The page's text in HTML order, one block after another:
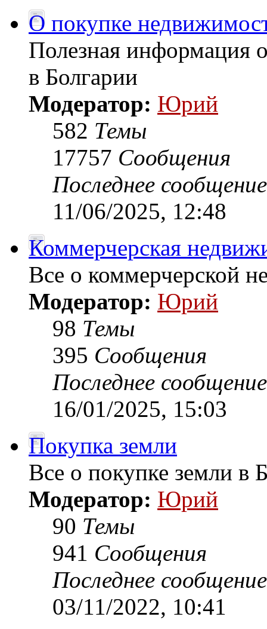
О покупке
Полезная информация
в Болгарии
Модератор: Юрий
582 Темы
17757 Сообщения
Последнее сообщение
11/06/2025, 12:48
Коммерчерская
Все о коммерчерской
Модератор: Юрий
98 Темы
395 Сообщения
Последнее сообщение
16/01/2025, 15:03
Покупка земли
Все о покупке земли в
Модератор: Юрий
90 Темы
941 Сообщения
Последнее сообщение
03/11/2022, 10:41